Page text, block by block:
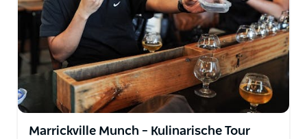
Marrickville Munch – Kulinarische Tour